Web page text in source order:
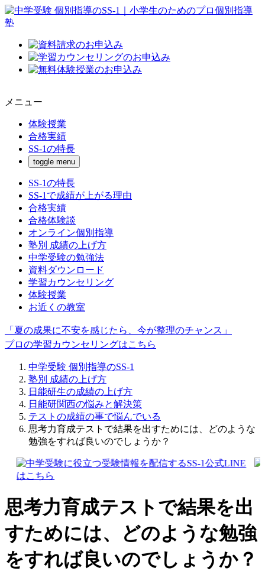
メニュー
体験授業
合格実績
SS-1の特長
toggle menu
SS-1の特長
SS-1で成績が上がる理由
合格実績
合格体験談
オンライン個別指導
塾別 成績の上げ方
中学受験の勉強法
資料ダウンロード
学習カウンセリング
体験授業
お近くの教室
「夏の成果に不安を感じたら、今が整理のチャンス」
プロの学習カウンセリングはこちら
中学受験 個別指導のSS-1
塾別 成績の上げ方
日能研生の成績の上げ方
日能研関西の悩みと解決策
テストの成績の事で悩んでいる
思考力育成テストで結果を出すためには、どのような
勉強をすれば良いのでしょうか？
思考力育成テストで結果を出
すためには、どのような勉強
をすれば良いのでしょうか？